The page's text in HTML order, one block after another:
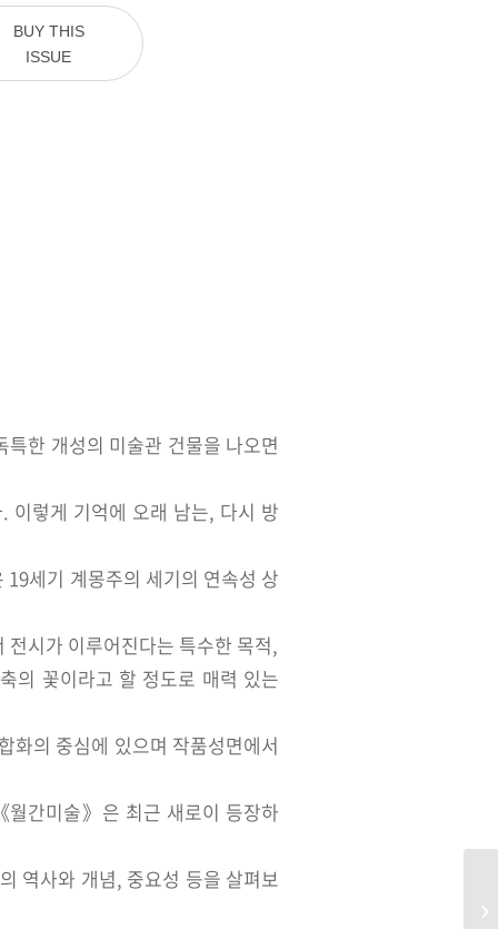
BUY THIS
ISSUE
한 개성의 미술관 건물을 나오면
이렇게 기억에 오래 남는, 다시 방
세기 계몽주의 세기의 연속성 상
시가 이루어진다는 특수한 목적,
의 꽃이라고 할 정도로 매력 있는
화의 중심에 있으며 작품성면에서
간미술》은 최근 새로이 등장하
역사와 개념, 중요성 등을 살펴보